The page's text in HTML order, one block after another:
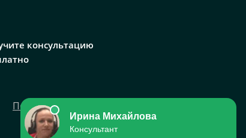
консультацию
Политика персональных данных